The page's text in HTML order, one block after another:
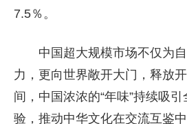
7.5％。
中国超大规模市场不仅为自
力，更向世界敞开大门，释放
间，中国浓浓的“年味”持续吸
验，推动中华文化在交流互鉴